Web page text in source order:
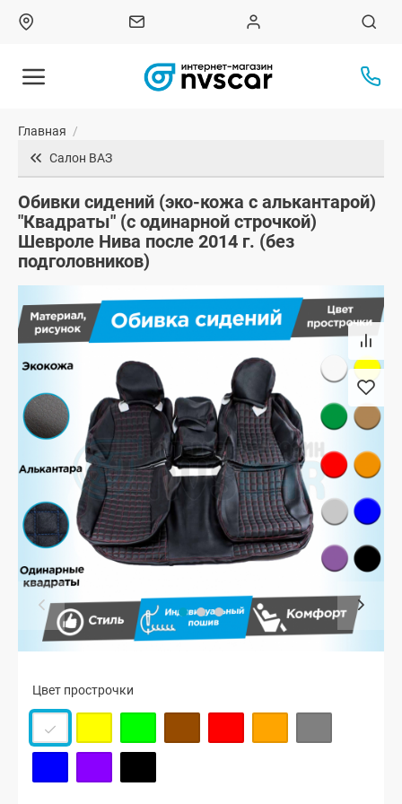
Главная /
Салон ВАЗ
Обивки сидений (эко-кожа с алькантарой)
"Квадраты" (с одинарной строчкой)
Шевроле Нива после 2014 г. (без
подголовников)
Цвет прострочки